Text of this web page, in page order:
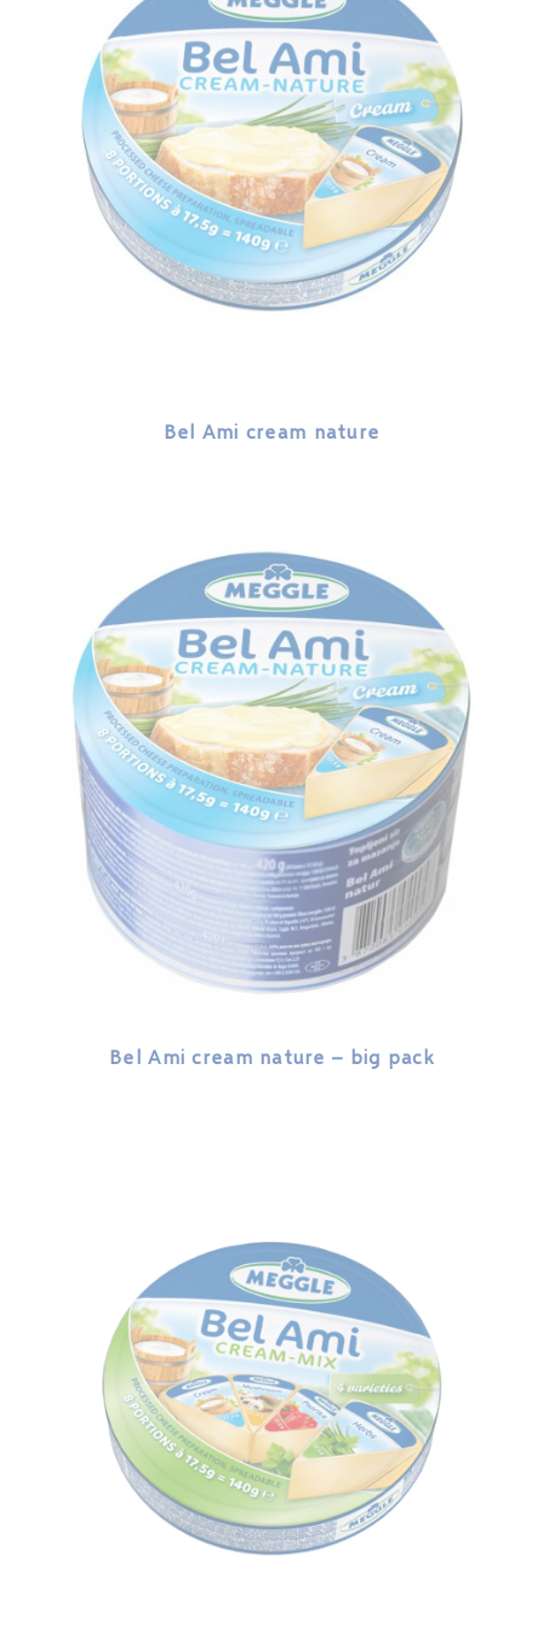
Bel Ami cream nature
Bel Ami cream nature – big pack